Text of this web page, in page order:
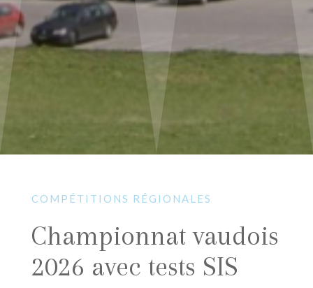
COMPÉTITIONS RÉGIONALES
Championnat vaudois
2026 avec tests SIS